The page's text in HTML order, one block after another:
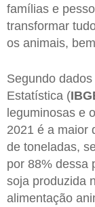
famílias e
transformar
os animais,
Segundo
Estatística (
leguminosas e
2021 é a maior
de toneladas,
por 88% dessa
soja produzida
alimentação